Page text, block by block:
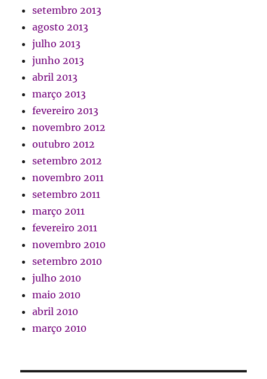
setembro 2013
agosto 2013
julho 2013
junho 2013
abril 2013
março 2013
fevereiro 2013
novembro 2012
outubro 2012
setembro 2012
novembro 2011
setembro 2011
março 2011
fevereiro 2011
novembro 2010
setembro 2010
julho 2010
maio 2010
abril 2010
março 2010